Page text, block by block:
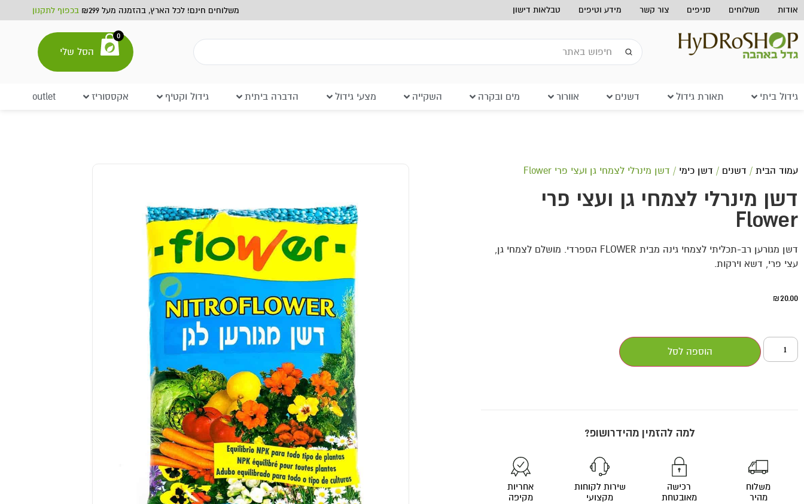
אודות משלוחים סניפים צור קשר מידע וטיפים טבלאות דישון משלוחים חינם! לכל הארץ, בהזמנה מעל ₪299 בכפוף לתקנון
0
הסל שלי
גידול ביתי תאורת גידול דשנים אוורור מים ובקרה השקייה מצעי גידול הדברה ביתית גידול וקטיף אקססוריז outlet
עמוד הבית / דשנים / דשן כימי / דשן מינרלי לצמחי גן ועצי פרי Flower
דשן מינרלי לצמחי גן ועצי פרי
Flower
דשן מגורען רב-תכליתי לצמחי גינה מבית FLOWER הספרדי. מושלם לצמחי גן,
עצי פרי, דשא וירקות.
₪20.00
הוספה לסל
למה להזמין מהידרושופ?
משלוח
מהיר
רכישה
מאובטחת
שירות לקוחות
מקצועי
אחריות
מקיפה